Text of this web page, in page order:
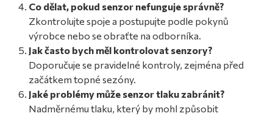
Co dělat, pokud senzor nefunguje správně?
Zkontrolujte spoje a postupujte podle pokynů
výrobce nebo se obraťte na odborníka.
Jak často bych měl kontrolovat senzory?
Doporučuje se pravidelné kontroly, zejména před
začátkem topné sezóny.
Jaké problémy může senzor tlaku zabránit?
Nadměrnému tlaku, který by mohl způsobit